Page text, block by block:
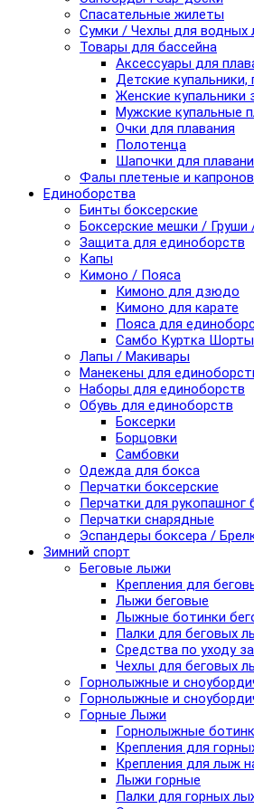
Спасательные жилеты
Сумки / Чехлы для водных
Товары для бассейна
Аксессуары для
Детские купальники,
Женские купальники
Мужские купальные
Очки для плавания
Полотенца
Шапочки для
Фалы плетеные и
Единоборства
Бинты боксерские
Боксерские мешки /
Защита для единоборств
Капы
Кимоно / Пояса
Кимоно для дзюдо
Кимоно для карате
Пояса для
Самбо Куртка Шорты
Лапы / Макивары
Манекены для
Наборы для единоборств
Обувь для единоборств
Боксерки
Борцовки
Самбовки
Одежда для бокса
Перчатки боксерские
Перчатки для
Перчатки снарядные
Эспандеры боксера /
Зимний спорт
Беговые лыжи
Крепления для
Лыжи беговые
Лыжные ботинки
Палки для беговых
Средства по уходу
Чехлы для беговых
Горнолыжные и
Горнолыжные и
Горные Лыжи
Горнолыжные
Крепления для
Крепления для лыж
Лыжи горные
Палки для горных